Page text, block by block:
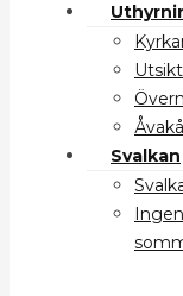
Svalkan